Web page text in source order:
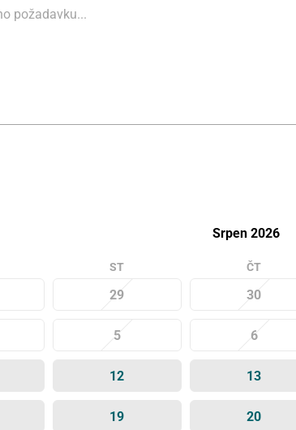
Srpen
ST ČT
29 30
5 6
12 13
19 20